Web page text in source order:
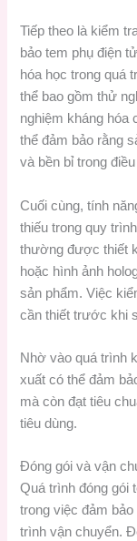
Tiếp theo là kiểm
bảo tem phụ điện
hóa học trong quá
thể bao gồm thử
nghiệm kháng hóa
thể đảm bảo rằng
và bền bỉ trong
Cuối cùng, tính
thiếu trong quy
thường được thiết
hoặc hình ảnh
sản phẩm. Việc
cần thiết trước khi
Nhờ vào quá trình
xuất có thể đảm
mà còn đạt tiêu
tiêu dùng.
Đóng gói và vận
Quá trình đóng gói
trong việc đảm
trình vận chuyển.